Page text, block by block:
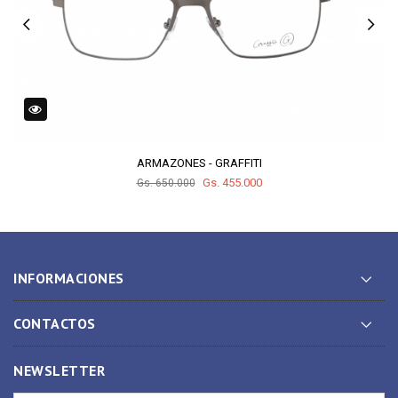
ARMAZONES - GRAFFITI
Gs. 650.000 Gs. 455.000
INFORMACIONES
CONTACTOS
NEWSLETTER